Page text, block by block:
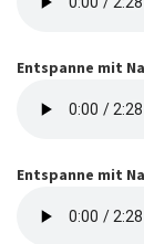
Entspanne mit
Entspanne mit